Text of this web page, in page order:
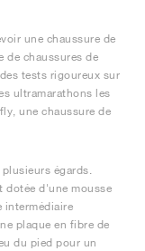
une chaussure de
de chaussures de
tests rigoureux sur
ultramarathons les
une chaussure de
égards.
dotée d'une mousse
intermédiaire
plaque en fibre de
du pied pour un